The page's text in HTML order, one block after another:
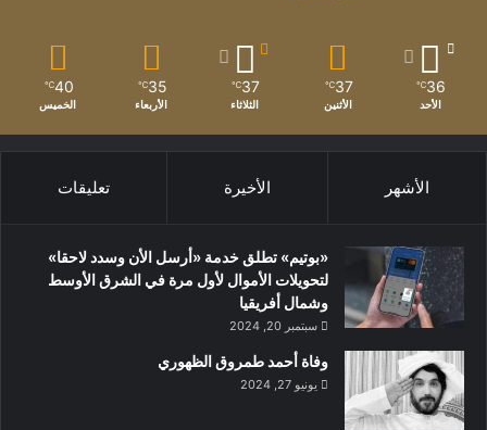
36
℃
الأحد
37
℃
الأثنين
37
℃
الثلاثاء
35
℃
الأربعاء
40
℃
الخميس
الأشهر الأخيرة تعليقات
«بوتيم» تطلق خدمة «أرسل الأن وسدد لاحقا»
لتحويلات الأموال لأول مرة في الشرق الأوسط
وشمال أفريقيا
سبتمبر 20, 2024
وفاة أحمد طمروق الظهوري
يونيو 27, 2024